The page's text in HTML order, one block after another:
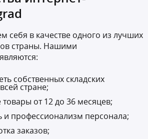
себя в качестве одного из лучших
страны. Нашими
собственных складских
стране;
товары от 12 до 36 месяцев;
и профессионализм персонала;
заказов;